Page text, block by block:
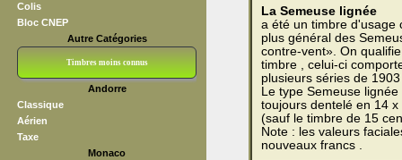
Colis
Bloc CNEP
Autre Catégories
Timbres moins connus
Andorre
Classique
Aérien
Taxe
Monaco
La Semeuse lignée
a été un timbre d'usage
plus général des
contre-vent». On
timbre , celui-ci
plusieurs séries de
Le type Semeuse
toujours dentelé en 14
(sauf le timbre de 15
Note : les valeurs
nouveaux francs .